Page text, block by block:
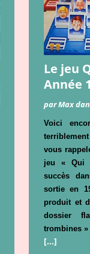
Le jeu
Année
par Max
Voici
vous
jeu « Qui
succès
sortie en
produit et
dossier
trombines »
[…]